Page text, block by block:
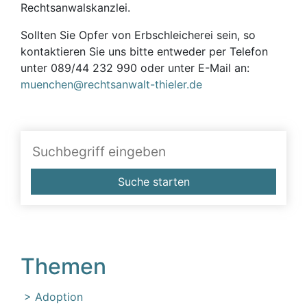
Rechtsanwalskanzlei.
Sollten Sie Opfer von Erbschleicherei sein, so
kontaktieren Sie uns bitte entweder per Telefon
unter 089/44 232 990 oder unter E-Mail an:
muenchen@rechtsanwalt-thieler.de
Suche starten
Themen
Adoption